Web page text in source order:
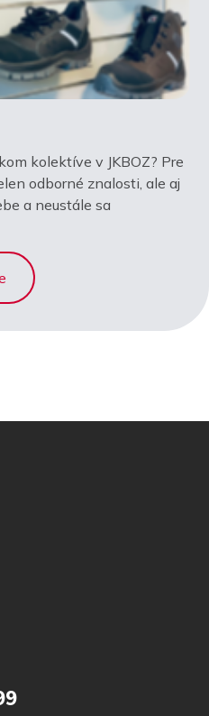
kolektíve v JKBOZ? Pre
odborné znalosti, ale aj
a neustále sa